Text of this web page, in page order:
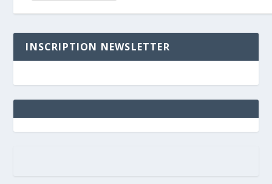
INSCRIPTION NEWSLETTER